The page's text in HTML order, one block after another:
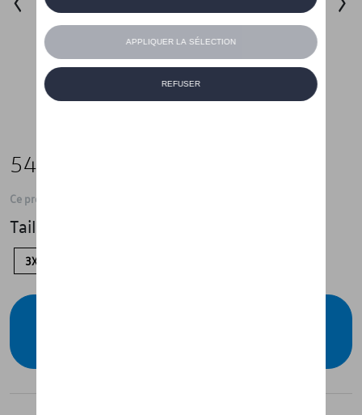
54,99 €
Ce produit n'est actuellement pas de stock
Taille
3XL